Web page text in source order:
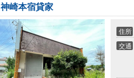
神崎本宿貸家
住所
交通